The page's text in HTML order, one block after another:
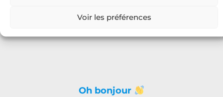
Voir les préférences
articles. Vous pouvez vous désabonner à tout moment.
Oh bonjour